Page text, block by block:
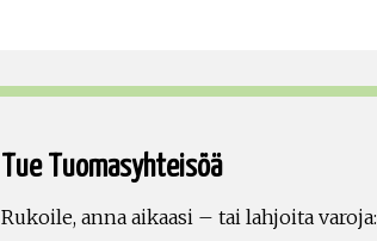
Tue Tuomasyhteisöä
Rukoile, anna aikaasi – tai lahjoita varoja: